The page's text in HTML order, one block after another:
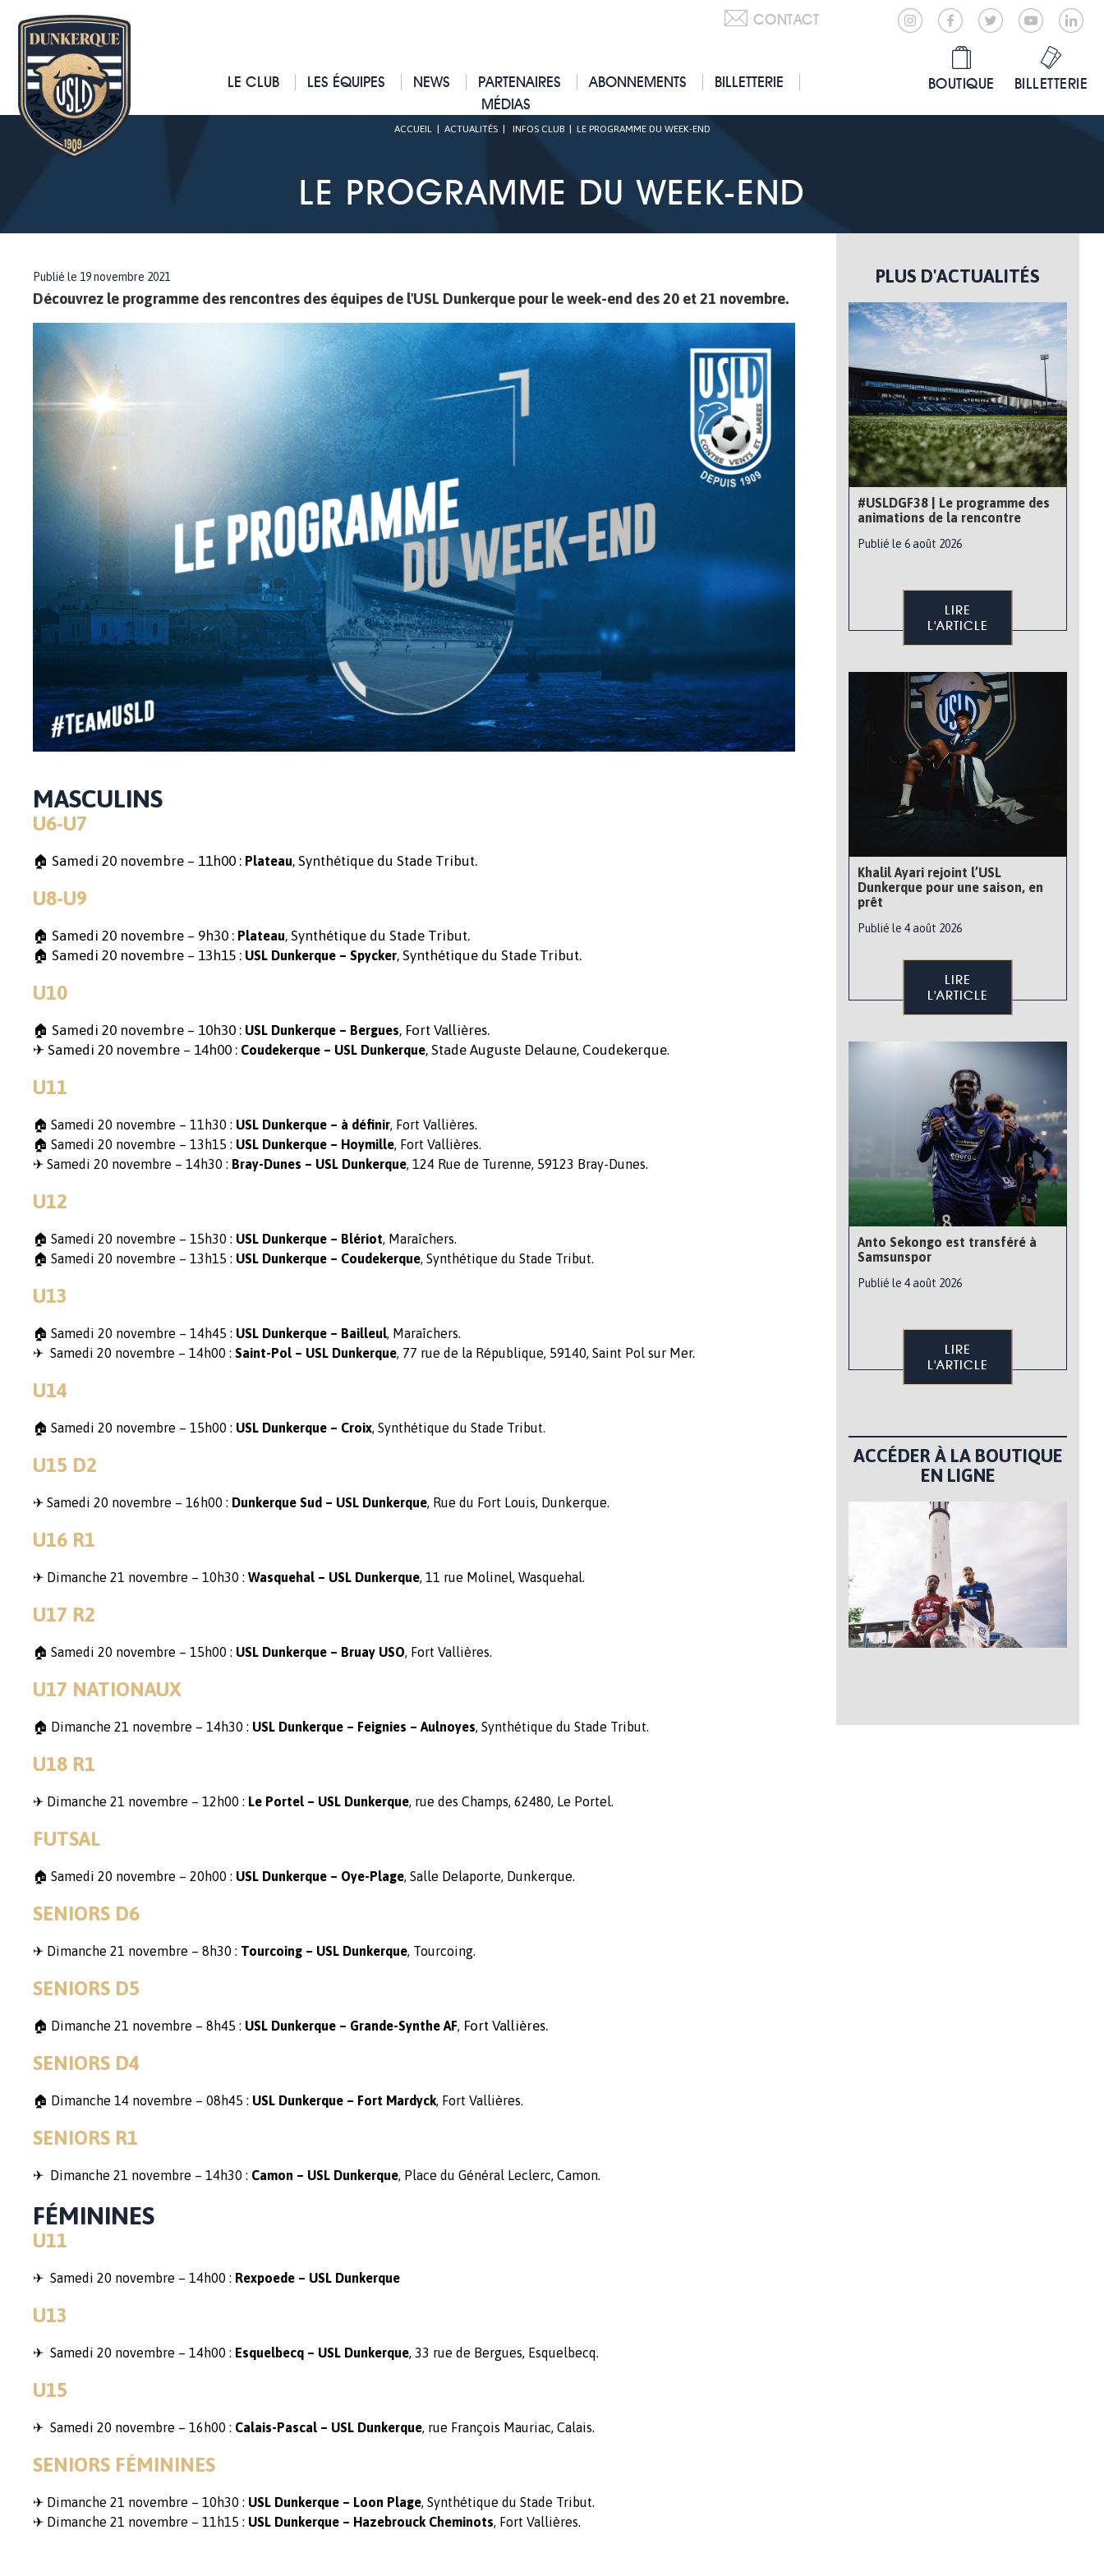
CONTACT
LE CLUB LES ÉQUIPES NEWS PARTENAIRES ABONNEMENTS
BILLETTERIE
MÉDIAS
BOUTIQUE BILLETTERIE
ACCUEIL| ACTUALITÉS| INFOS CLUB| LE PROGRAMME DU WEEK-END
LE PROGRAMME DU WEEK-END
Publié le 19 novembre 2021
Découvrez le programme des rencontres des équipes de l'USL Dunkerque pour le week-end des 20 et 21 novembre.
MASCULINS
U6-U7
🏠 Samedi 20 novembre – 11h00 : Plateau, Synthétique du Stade Tribut.
U8-U9
🏠 Samedi 20 novembre – 9h30 : Plateau, Synthétique du Stade Tribut.
🏠 Samedi 20 novembre – 13h15 : USL Dunkerque – Spycker, Synthétique du Stade Tribut.
U10
🏠 Samedi 20 novembre – 10h30 : USL Dunkerque – Bergues, Fort Vallières.
✈ Samedi 20 novembre – 14h00 : Coudekerque – USL Dunkerque, Stade Auguste Delaune, Coudekerque.
U11
🏠 Samedi 20 novembre – 11h30 : USL Dunkerque – à définir, Fort Vallières.
🏠 Samedi 20 novembre – 13h15 : USL Dunkerque – Hoymille, Fort Vallières.
✈ Samedi 20 novembre – 14h30 : Bray-Dunes – USL Dunkerque, 124 Rue de Turenne, 59123 Bray-Dunes.
U12
🏠 Samedi 20 novembre – 15h30 : USL Dunkerque – Blériot, Maraîchers.
🏠 Samedi 20 novembre – 13h15 : USL Dunkerque – Coudekerque, Synthétique du Stade Tribut.
U13
🏠 Samedi 20 novembre – 14h45 : USL Dunkerque – Bailleul, Maraîchers.
✈ Samedi 20 novembre – 14h00 : Saint-Pol – USL Dunkerque, 77 rue de la République, 59140, Saint Pol sur Mer.
U14
🏠 Samedi 20 novembre – 15h00 : USL Dunkerque – Croix, Synthétique du Stade Tribut.
U15 D2
✈ Samedi 20 novembre – 16h00 : Dunkerque Sud – USL Dunkerque, Rue du Fort Louis, Dunkerque.
U16 R1
✈ Dimanche 21 novembre – 10h30 : Wasquehal – USL Dunkerque, 11 rue Molinel, Wasquehal.
U17 R2
🏠 Samedi 20 novembre – 15h00 : USL Dunkerque – Bruay USO, Fort Vallières.
U17 NATIONAUX
🏠 Dimanche 21 novembre – 14h30 : USL Dunkerque – Feignies – Aulnoyes, Synthétique du Stade Tribut.
U18 R1
✈ Dimanche 21 novembre – 12h00 : Le Portel – USL Dunkerque, rue des Champs, 62480, Le Portel.
FUTSAL
🏠 Samedi 20 novembre – 20h00 : USL Dunkerque – Oye-Plage, Salle Delaporte, Dunkerque.
SENIORS D6
✈ Dimanche 21 novembre – 8h30 : Tourcoing – USL Dunkerque, Tourcoing.
SENIORS D5
🏠 Dimanche 21 novembre – 8h45 : USL Dunkerque – Grande-Synthe AF, Fort Vallières.
SENIORS D4
🏠 Dimanche 14 novembre – 08h45 : USL Dunkerque – Fort Mardyck, Fort Vallières.
SENIORS R1
✈ Dimanche 21 novembre – 14h30 : Camon – USL Dunkerque, Place du Général Leclerc, Camon.
FÉMININES
U11
✈ Samedi 20 novembre – 14h00 : Rexpoede – USL Dunkerque
U13
✈ Samedi 20 novembre – 14h00 : Esquelbecq – USL Dunkerque, 33 rue de Bergues, Esquelbecq.
U15
✈ Samedi 20 novembre – 16h00 : Calais-Pascal – USL Dunkerque, rue François Mauriac, Calais.
SENIORS FÉMININES
✈ Dimanche 21 novembre – 10h30 : USL Dunkerque – Loon Plage, Synthétique du Stade Tribut.
✈ Dimanche 21 novembre – 11h15 : USL Dunkerque – Hazebrouck Cheminots, Fort Vallières.
PLUS D'ACTUALITÉS
#USLDGF38 | Le programme des
animations de la rencontre
Publié le 6 août 2026
LIRE
L'ARTICLE
Khalil Ayari rejoint l’USL
Dunkerque pour une saison, en
prêt
Publié le 4 août 2026
LIRE
L'ARTICLE
Anto Sekongo est transféré à
Samsunspor
Publié le 4 août 2026
LIRE
L'ARTICLE
ACCÉDER À LA BOUTIQUE
EN LIGNE